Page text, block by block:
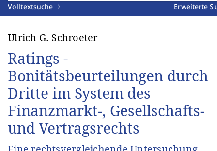
Volltextsuche Erweiterte
Ulrich G. Schroeter
Ratings -
Bonitätsbeurteilungen durch
Dritte im System des
Finanzmarkt-, Gesellschafts-
und Vertragsrechts